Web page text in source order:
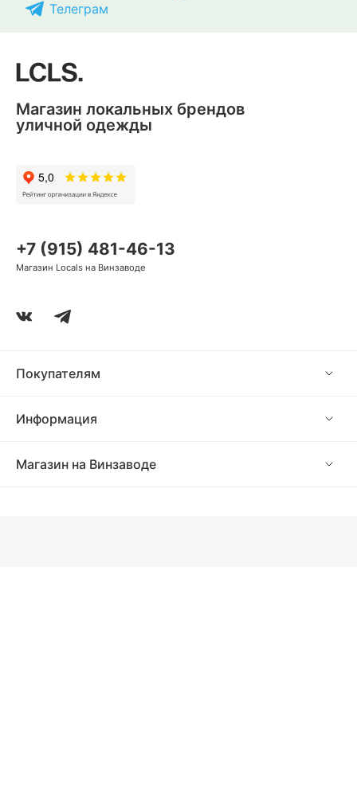
Телеграм
Покупателям
Информация
Магазин на Винзаводе
+7 (915) 481-46-13
Магазин Locals на Винзаводе
Магазин локальных брендов
уличной одежды